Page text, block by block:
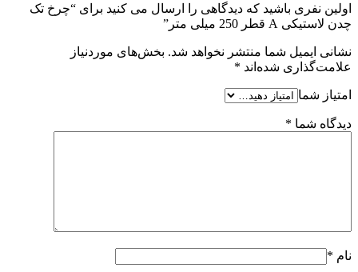
اولین نفری باشید که دیدگاهی را ارسال می کنید برای “چرخ تک
چدن لاستیکی A قطر 250 میلی متر”
نشانی ایمیل شما منتشر نخواهد شد. بخش‌های موردنیاز
علامت‌گذاری شده‌اند *
امتیاز شما
دیدگاه شما *
نام *